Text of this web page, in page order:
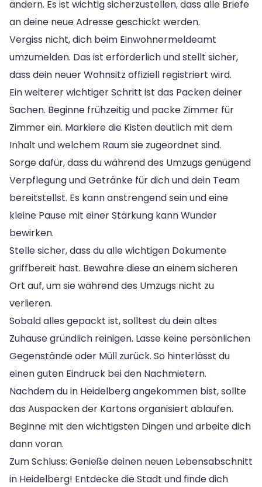
ändern. Es ist wichtig sicherzustellen, dass alle Briefe
an deine neue Adresse geschickt werden.
Vergiss nicht, dich beim Einwohnermeldeamt
umzumelden. Das ist erforderlich und stellt sicher,
dass dein neuer Wohnsitz offiziell registriert wird.
Ein weiterer wichtiger Schritt ist das Packen deiner
Sachen. Beginne frühzeitig und packe Zimmer für
Zimmer ein. Markiere die Kisten deutlich mit dem
Inhalt und welchem Raum sie zugeordnet sind.
Sorge dafür, dass du während des Umzugs genügend
Verpflegung und Getränke für dich und dein Team
bereitstellst. Es kann anstrengend sein und eine
kleine Pause mit einer Stärkung kann Wunder
bewirken.
Stelle sicher, dass du alle wichtigen Dokumente
griffbereit hast. Bewahre diese an einem sicheren
Ort auf, um sie während des Umzugs nicht zu
verlieren.
Sobald alles gepackt ist, solltest du dein altes
Zuhause gründlich reinigen. Lasse keine persönlichen
Gegenstände oder Müll zurück. So hinterlässt du
einen guten Eindruck bei den Nachmietern.
Nachdem du in Heidelberg angekommen bist, sollte
das Auspacken der Kartons organisiert ablaufen.
Beginne mit den wichtigsten Dingen und arbeite dich
dann voran.
Zum Schluss: Genieße deinen neuen Lebensabschnitt
in Heidelberg! Entdecke die Stadt und finde dich